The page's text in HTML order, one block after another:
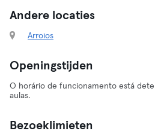
Andere locaties
Arroios
Openingstijden
O horário de funcionamento está
aulas.
Bezoeklimieten